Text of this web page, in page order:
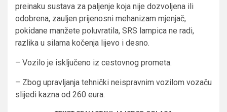
preinaku sustava za paljenje koja nije dozvoljena ili
odobrena, zauljen prijenosni mehanizam mjenjač,
pokidane manžete poluvratila, SRS lampica ne radi,
razlika u silama kočenja lijevo i desno.
– Vozilo je isključeno iz cestovnog prometa.
– Zbog upravljanja tehnički neispravnim vozilom vozaču
slijedi kazna od 260 eura.